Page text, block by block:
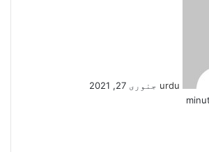
urdu جنوری 27, 2021